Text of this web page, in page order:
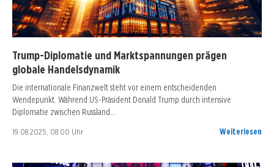
Trump-Diplomatie und Marktspannungen prägen
globale Handelsdynamik
Die internationale Finanzwelt steht vor einem entscheidenden
Wendepunkt. Während US-Präsident Donald Trump durch intensive
Diplomatie zwischen Russland…
19.08.2025, 08:00 Uhr Weiterlesen